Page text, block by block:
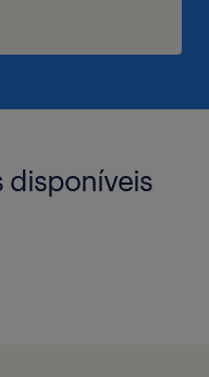
disponíveis